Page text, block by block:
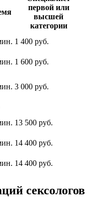
первой или
высшей
категории
1 400 руб.
1 600 руб.
3 000 руб.
13 500 руб.
14 400 руб.
14 400 руб.
сексологов